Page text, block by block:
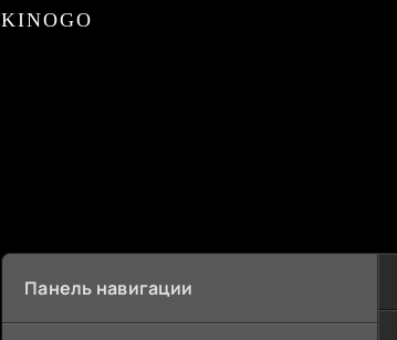
KINOGO
Панель навигации